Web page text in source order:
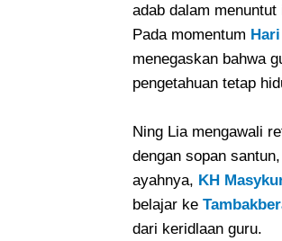
adab dalam
Pada momentum
menegaskan bahwa
pengetahuan tetap
Ning Lia mengawali
dengan sopan
ayahnya, KH
belajar ke
dari keridlaan guru.